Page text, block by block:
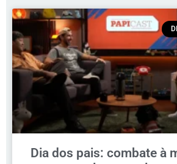
Dia dos pais: combate à